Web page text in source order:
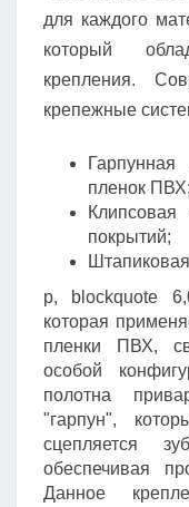
для каждого
который
крепления.
крепежные
пленок ПВХ;
покрытий;
p, blockquote
которая
пленки ПВХ,
особой
полотна
"гарпун",
сцепляется
обеспечивая
Данное